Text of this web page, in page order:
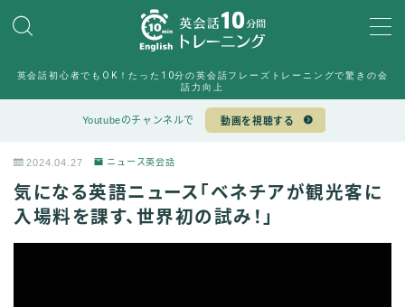
英会話初心者でもOK！たった10分の英会話フレーズトレーニングで驚きの会
話力向上
10min English運営チーム
Sample Page
デモプリセット記事 #6
プライバシーポリシー
プライバシーポリシー
利用規約／特定商取引法に基づく表記
Youtubeのチャンネルで 動画を視聴する
2024.04.27 ニュース英会話
気になる英語ニュース「ベネチアが観光客に
入場料を課す、世界初の試み！」